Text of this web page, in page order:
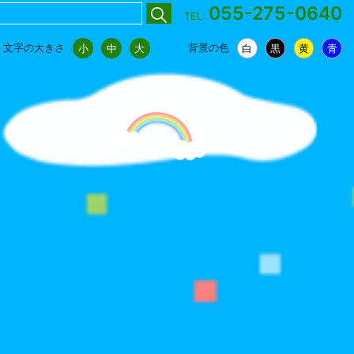
TEL: 055-275-0640
文字の大きさ 小 中 大 背景の色 白 黒 黄 青
小 中 大